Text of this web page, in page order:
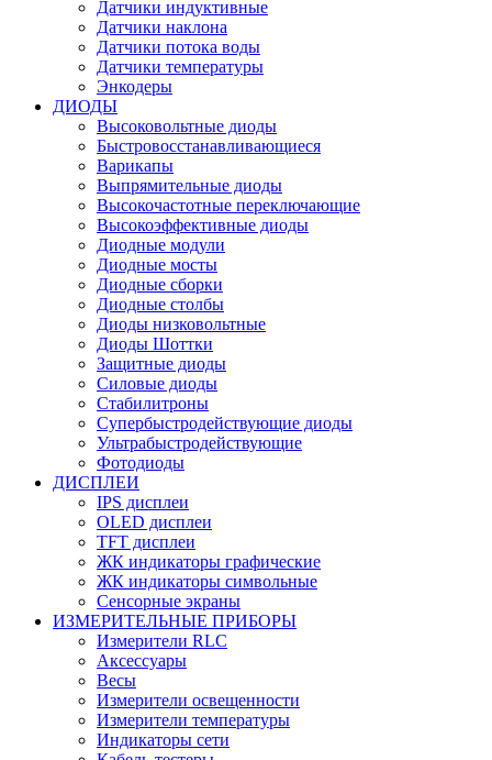
Датчики индуктивные
Датчики наклона
Датчики потока воды
Датчики температуры
Энкодеры
ДИОДЫ
Высоковольтные диоды
Быстровосстанавливающиеся
Варикапы
Выпрямительные диоды
Высокочастотные переключающие
Высокоэффективные диоды
Диодные модули
Диодные мосты
Диодные сборки
Диодные столбы
Диоды низковольтные
Диоды Шоттки
Защитные диоды
Силовые диоды
Стабилитроны
Супербыстродействующие диоды
Ультрабыстродействующие
Фотодиоды
ДИСПЛЕИ
IPS дисплеи
OLED дисплеи
TFT дисплеи
ЖК индикаторы графические
ЖК индикаторы символьные
Сенсорные экраны
ИЗМЕРИТЕЛЬНЫЕ ПРИБОРЫ
Измерители RLC
Аксессуары
Весы
Измерители освещенности
Измерители температуры
Индикаторы сети